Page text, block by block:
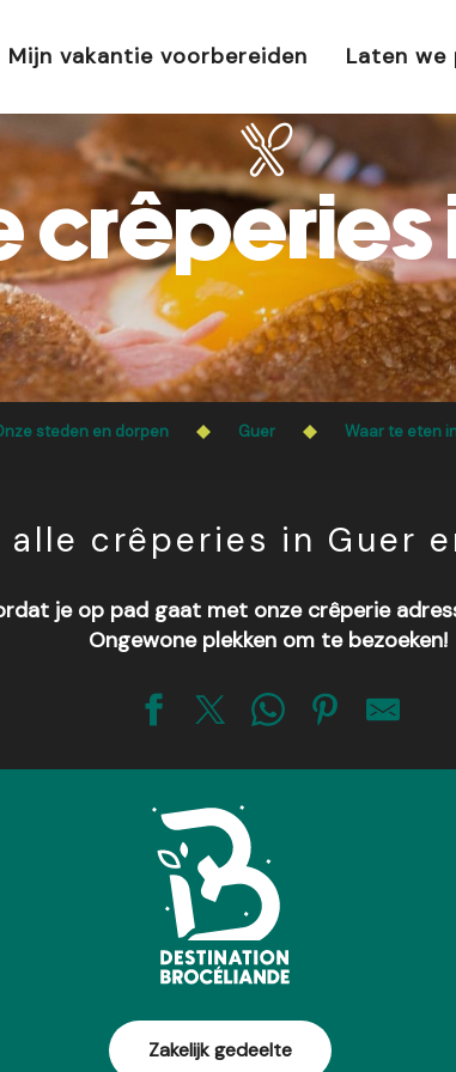
Mijn vakantie voorbereiden Laten
crêperies
steden en dorpen Guer Waar te eten
crêperies in Guer
je op pad gaat met onze crêperie
Ongewone plekken om te bezoeken!
Zakelijk gedeelte